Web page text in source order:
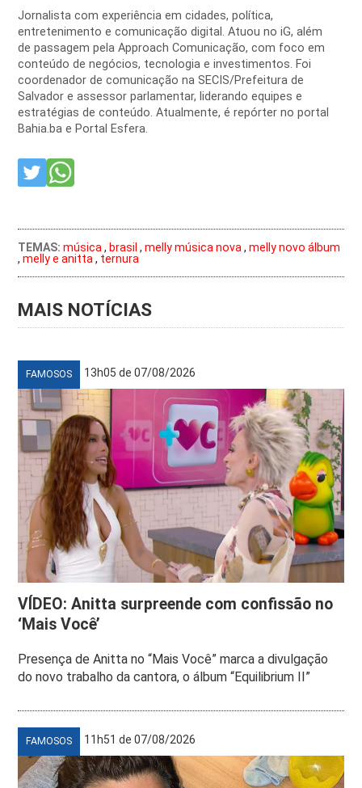
Jornalista com experiência em cidades, política,
entretenimento e comunicação digital. Atuou no iG, além
de passagem pela Approach Comunicação, com foco em
conteúdo de negócios, tecnologia e investimentos. Foi
coordenador de comunicação na SECIS/Prefeitura de
Salvador e assessor parlamentar, liderando equipes e
estratégias de conteúdo. Atualmente, é repórter no portal
Bahia.ba e Portal Esfera.
TEMAS: música , brasil ,melly música nova ,melly novo álbum
,melly e anitta , ternura
MAIS NOTÍCIAS
FAMOSOS 13h05 de 07/08/2026
VÍDEO: Anitta surpreende com confissão no
‘Mais Você’
Presença de Anitta no “Mais Você” marca a divulgação
do novo trabalho da cantora, o álbum “Equilibrium II”
FAMOSOS 11h51 de 07/08/2026